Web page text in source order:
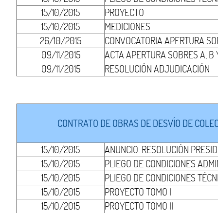
15/10/2015
PROYECTO
15/10/2015
MEDICIONES
26/10/2015
CONVOCATORIA APERTURA
09/11/2015
ACTA APERTURA SOBRES A, B
09/11/2015
RESOLUCIÓN ADJUDICACIÓN
CONTRATO DE OBRAS DE DESVÍO DE
15/10/2015
ANUNCIO. RESOLUCIÓN
15/10/2015
PLIEGO DE CONDICIONES
15/10/2015
PLIEGO DE CONDICIONES
15/10/2015
PROYECTO TOMO I
15/10/2015
PROYECTO TOMO II